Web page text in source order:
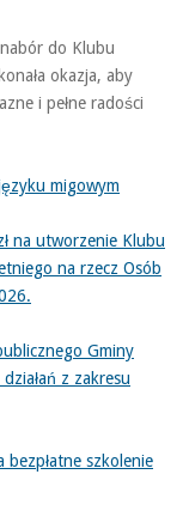
do Klubu
okazja, aby
i pełne radości
migowym
na utworzenie Klubu
na rzecz Osób
Gminy
z zakresu
bezpłatne szkolenie